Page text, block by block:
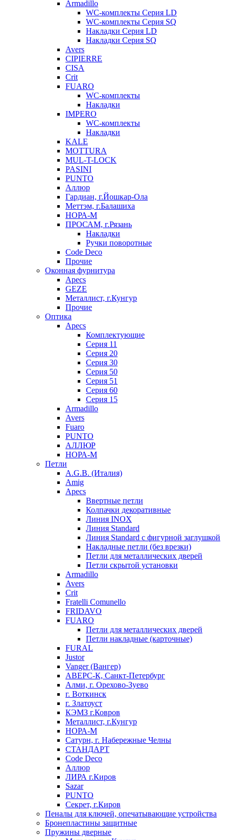
Armadillo
WC-комплекты Серия LD
WC-комплекты Серия SQ
Накладки Серия LD
Накладки Серия SQ
Avers
CIPIERRE
CISA
Crit
FUARO
WC-комплекты
Накладки
IMPERO
WC-комплекты
Накладки
KALE
MOTTURA
MUL-T-LOCK
PASINI
PUNTO
Аллюр
Гардиан, г.Йошкар-Ола
Меттэм, г.Балашиха
НОРА-М
ПРОСАМ, г.Рязань
Накладки
Ручки поворотные
Code Deco
Прочие
Оконная фурнитура
Apecs
GEZE
Металлист, г.Кунгур
Прочие
Оптика
Apecs
Комплектующие
Серия 11
Серия 20
Серия 30
Серия 50
Серия 51
Серия 60
Серия 15
Armadillo
Avers
Fuaro
PUNTO
АЛЛЮР
НОРА-М
Петли
A.G.B. (Италия)
Amig
Apecs
Ввертные петли
Колпачки декоративные
Линия INOX
Линия Standard
Линия Standard с фигурной заглушкой
Накладные петли (без врезки)
Петли для металлических дверей
Петли скрытой установки
Armadillo
Avers
Crit
Fratelli Comunello
FRIDAVO
FUARO
Петли для металлических дверей
Петли накладные (карточные)
FURAL
Justor
Vanger (Вангер)
АВЕРС-К, Санкт-Петербург
Алми, г. Орехово-Зуево
г. Воткинск
г. Златоуст
КЭМЗ г.Ковров
Металлист, г.Кунгур
НОРА-М
Сатурн, г. Набережные Челны
СТАНДАРТ
Code Deco
Аллюр
ЛИРА г.Киров
Sazar
PUNTO
Секрет, г.Киров
Пеналы для ключей, опечатывающие устройства
Бронепластины защитные
Пружины дверные